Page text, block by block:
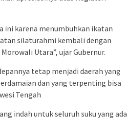
ini karena menumbuhkan ikatan
silaturahmi kembali dengan
Utara”, ujar Gubernur.
tetap menjadi daerah yang
dan yang terpenting bisa
Tengah
indah untuk seluruh suku yang ada